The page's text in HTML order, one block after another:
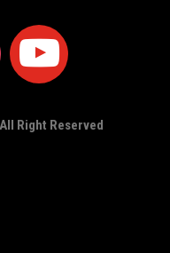
Right Reserved